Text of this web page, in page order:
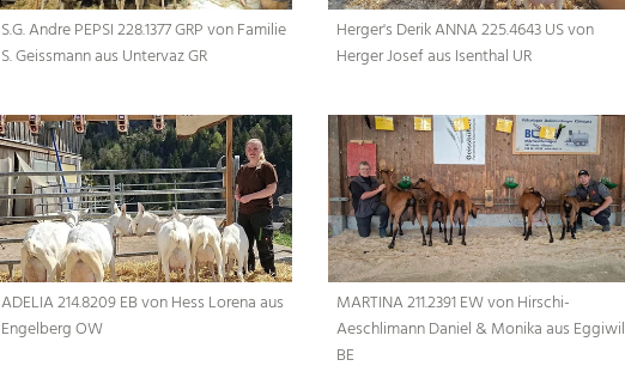
S.G. Andre PEPSI 228.1377 GRP von Familie
S. Geissmann aus Untervaz GR
Herger's Derik ANNA 225.4643 US von
Herger Josef aus Isenthal UR
ADELIA 214.8209 EB von Hess Lorena aus
Engelberg OW
MARTINA 211.2391 EW von Hirschi-
Aeschlimann Daniel & Monika aus Eggiwil
BE